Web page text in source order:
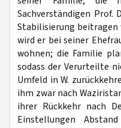
Sachverständigen Prof.
Stabilisierung beitragen
wird er bei seiner
wohnen; die Familie
sodass der Verurteilte
Umfeld in W.
ihm zwar nach
ihrer Rückkehr nach
Einstellungen